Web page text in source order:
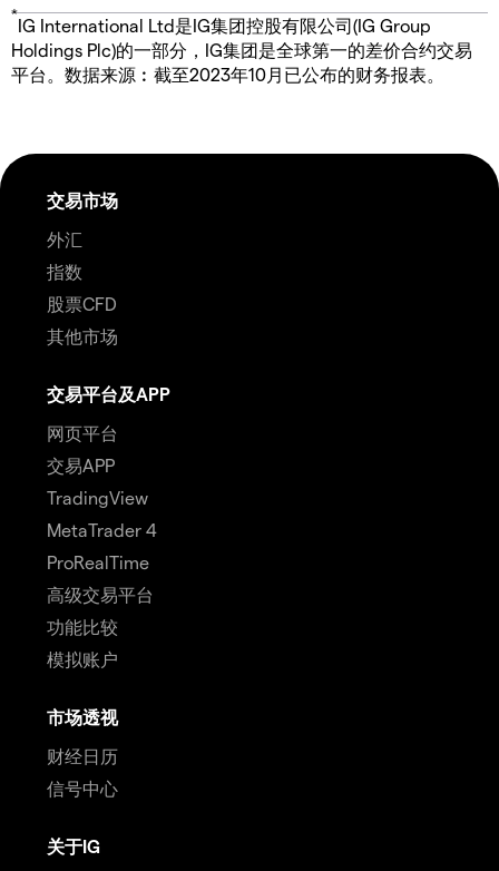
*
IG International Ltd是IG集团控股有限公司(IG Group
Holdings Plc)的一部分，IG集团是全球第一的差价合约交易
平台。数据来源︰截至2023年10月已公布的财务报表。
交易市场
外汇
指数
股票CFD
其他市场
交易平台及APP
网页平台
交易APP
TradingView
MetaTrader 4
ProRealTime
高级交易平台
功能比较
模拟账户
市场透视
财经日历
信号中心
关于IG